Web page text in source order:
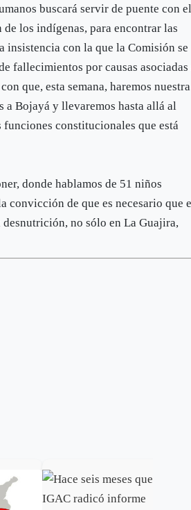
buscará servir de puente con el
los indígenas, para encontrar las
insistencia con la que la Comisión se
fallecimientos por causas asociadas
que, esta semana, haremos nuestra
a Bojayá y llevaremos hasta allá al
constitucionales que está
donde hablamos de 51 niños
convicción de que es necesario que
no sólo en La Guajira,